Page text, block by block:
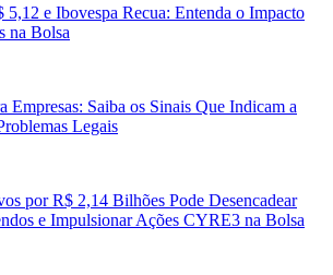
5,12 e Ibovespa Recua: Entenda o Impacto
na Bolsa
Empresas: Saiba os Sinais Que Indicam a
Legais
por R$ 2,14 Bilhões Pode Desencadear
e Impulsionar Ações CYRE3 na Bolsa